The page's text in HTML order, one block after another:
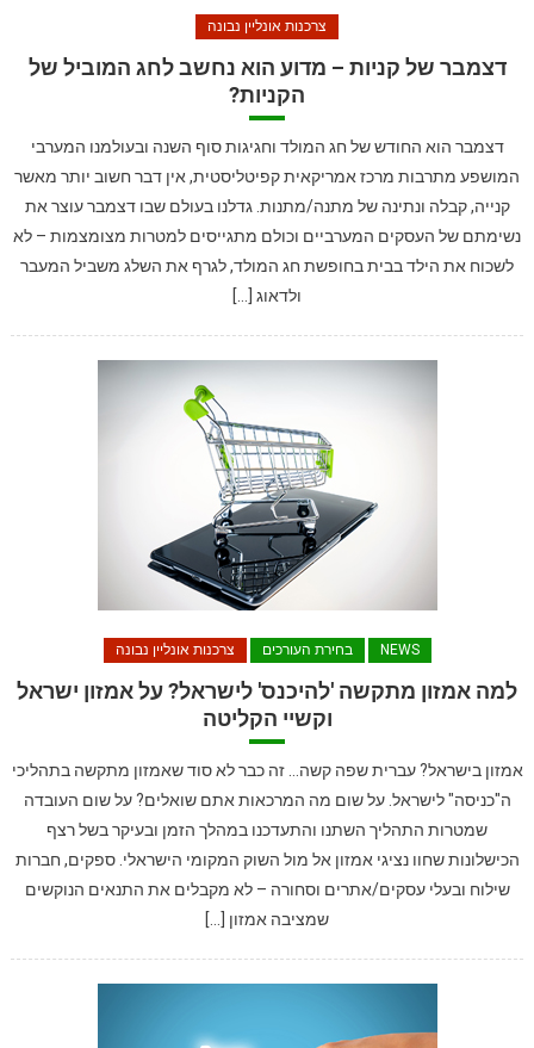
צרכנות אונליין נבונה
דצמבר של קניות – מדוע הוא נחשב לחג המוביל של
הקניות?
דצמבר הוא החודש של חג המולד וחגיגות סוף השנה ובעולמנו המערבי
המושפע מתרבות מרכז אמריקאית קפיטליסטית, אין דבר חשוב יותר מאשר
קנייה, קבלה ונתינה של מתנה/מתנות. גדלנו בעולם שבו דצמבר עוצר את
נשימתם של העסקים המערביים וכולם מתגייסים למטרות מצומצמות – לא
לשכוח את הילד בבית בחופשת חג המולד, לגרף את השלג משביל המעבר
ולדאוג […]
NEWS בחירת העורכים צרכנות אונליין נבונה
למה אמזון מתקשה 'להיכנס' לישראל? על אמזון ישראל
וקשיי הקליטה
אמזון בישראל? עברית שפה קשה… זה כבר לא סוד שאמזון מתקשה בתהליכי
ה"כניסה" לישראל. על שום מה המרכאות אתם שואלים? על שום העובדה
שמטרות התהליך השתנו והתעדכנו במהלך הזמן ובעיקר בשל רצף
הכישלונות שחוו נציגי אמזון אל מול השוק המקומי הישראלי. ספקים, חברות
שילוח ובעלי עסקים/אתרים וסחורה – לא מקבלים את התנאים הנוקשים
שמציבה אמזון […]